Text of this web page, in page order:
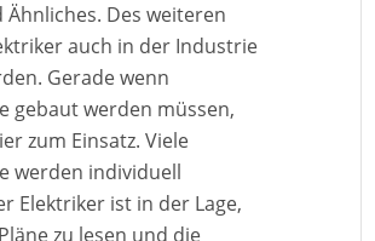
Des weiteren
auch in der Industrie
Gerade wenn
gebaut werden müssen,
zum Einsatz. Viele
werden individuell
Elektriker ist in der Lage,
zu lesen und die